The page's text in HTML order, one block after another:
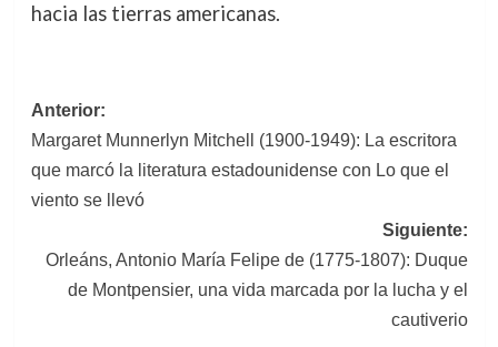
hacia las tierras americanas.
Navegación
de
entradas
Anterior:
Margaret Munnerlyn Mitchell (1900-1949): La escritora
que marcó la literatura estadounidense con Lo que el
viento se llevó
Siguiente:
Orleáns, Antonio María Felipe de (1775-1807): Duque
de Montpensier, una vida marcada por la lucha y el
cautiverio